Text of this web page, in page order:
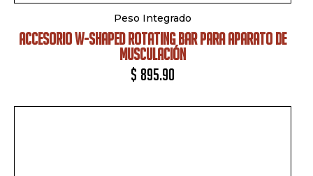
Peso Integrado
ACCESORIO W-SHAPED ROTATING BAR PARA APARATO DE
MUSCULACIÓN
$ 895.90